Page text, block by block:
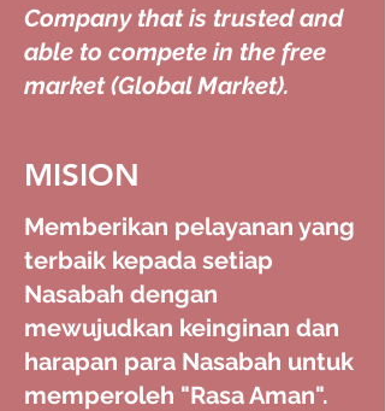
Company that is trusted and
able to compete in the free
market (Global Market).
MISION
Memberikan pelayanan yang
terbaik kepada setiap
Nasabah dengan
mewujudkan keinginan dan
harapan para Nasabah untuk
memperoleh "Rasa Aman".